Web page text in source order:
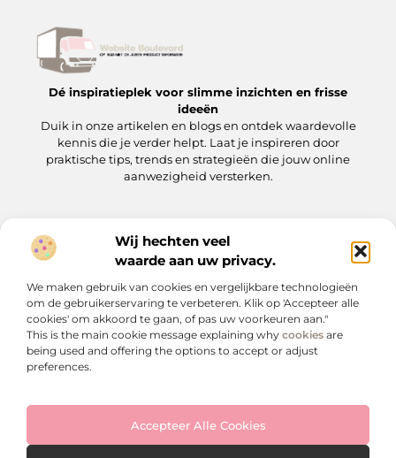
Wij hechten veel
waarde aan uw privacy.
We maken gebruik van cookies en vergelijkbare technologieën
om de gebruikerservaring te verbeteren. Klik op 'Accepteer alle
cookies' om akkoord te gaan, of pas uw voorkeuren aan."
This is the main cookie message explaining why cookies are
being used and offering the options to accept or adjust
preferences.
Accepteer Alle Cookies
Dé inspiratieplek voor slimme inzichten en frisse
ideeën
Duik in onze artikelen en blogs en ontdek waardevolle
kennis die je verder helpt. Laat je inspireren door
praktische tips, trends en strategieën die jouw online
aanwezigheid versterken.
Onze informatie
Bericht categorie
Website index Cookiebeleid (EU)